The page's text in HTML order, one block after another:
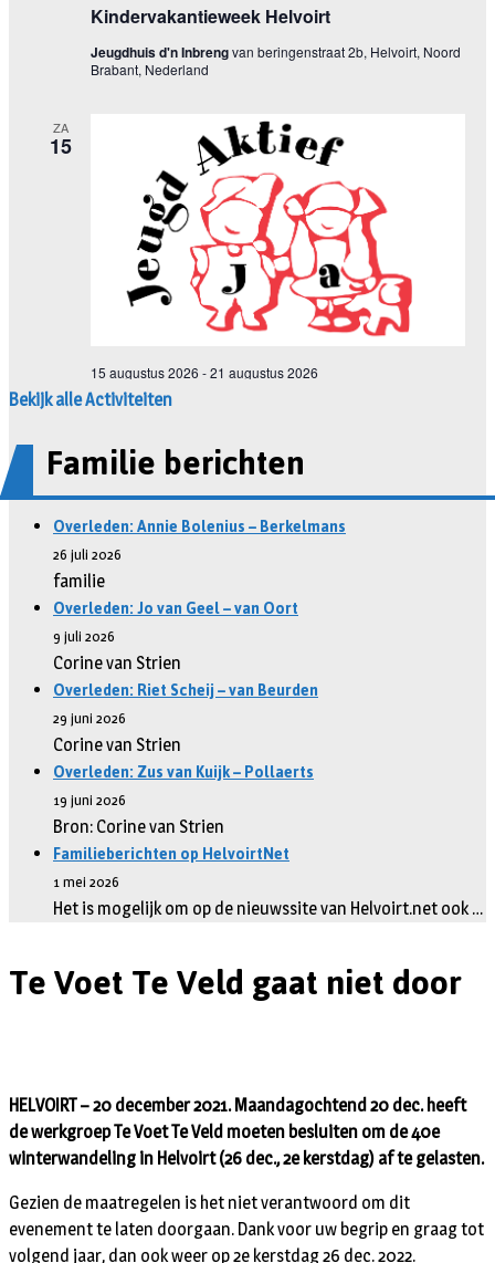
Bekijk alle Activiteiten
Familie berichten
Overleden: Annie Bolenius – Berkelmans
26 juli 2026
familie
Overleden: Jo van Geel – van Oort
9 juli 2026
Corine van Strien
Overleden: Riet Scheij – van Beurden
29 juni 2026
Corine van Strien
Overleden: Zus van Kuijk – Pollaerts
19 juni 2026
Bron: Corine van Strien
Familieberichten op HelvoirtNet
1 mei 2026
Het is mogelijk om op de nieuwssite van Helvoirt.net ook …
Te Voet Te Veld gaat niet door
HELVOIRT – 20 december 2021. Maandagochtend 20 dec. heeft
de werkgroep Te Voet Te Veld moeten besluiten om de 40e
winterwandeling in Helvoirt (26 dec., 2e kerstdag) af te gelasten.
Gezien de maatregelen is het niet verantwoord om dit
evenement te laten doorgaan. Dank voor uw begrip en graag tot
volgend jaar, dan ook weer op 2e kerstdag 26 dec. 2022.